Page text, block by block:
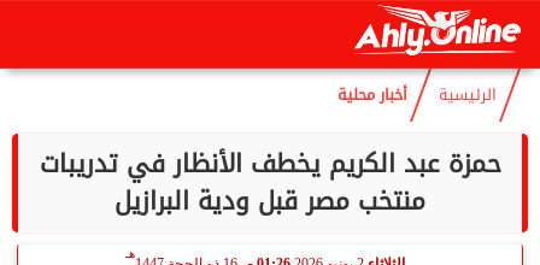
السبت
الرئيسية أخبار محلية
حمزة عبد الكريم يخطف الأنظار في تدريبات
منتخب مصر قبل ودية البرازيل
هـ